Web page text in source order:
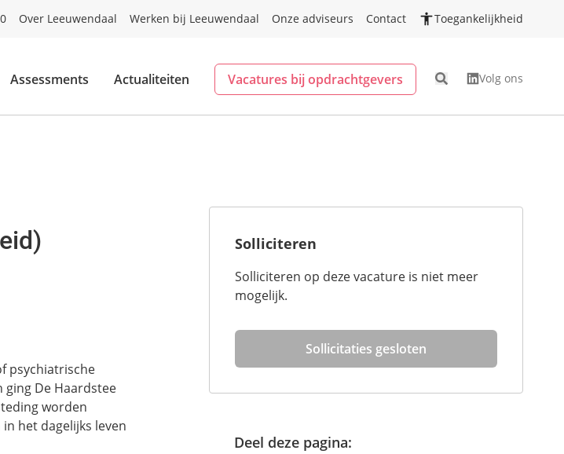
Over Leeuwendaal Werken bij Leeuwendaal Onze adviseurs Contact Toegankelijkheid
Assessments Actualiteiten Vacatures bij opdrachtgevers Volg ons
psychiatrische
ging De Haardstee
worden
het dagelijks leven
Solliciteren
Solliciteren op deze vacature is niet meer
mogelijk.
Sollicitaties gesloten
Deel deze pagina: